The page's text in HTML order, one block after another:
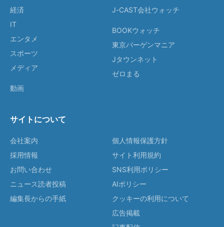
経済
IT
エンタメ
スポーツ
メディア
動画
J-CAST会社ウォッチ
BOOKウォッチ
東京バーゲンマニア
Jタウンネット
ゼロまる
サイトについて
会社案内
採用情報
お問い合わせ
ニュース読者投稿
編集長からの手紙
個人情報保護方針
サイト利用規約
SNS利用ポリシー
AIポリシー
クッキーの利用について
広告掲載